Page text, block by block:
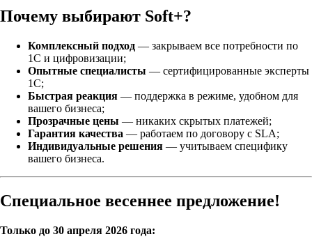
Почему выбирают Soft+?
Комплексный подход — закрываем все потребности по
1С и цифровизации;
Опытные специалисты — сертифицированные эксперты
1С;
Быстрая реакция — поддержка в режиме, удобном для
вашего бизнеса;
Прозрачные цены — никаких скрытых платежей;
Гарантия качества — работаем по договору с SLA;
Индивидуальные решения — учитываем специфику
вашего бизнеса.
Специальное весеннее предложение!
Только до 30 апреля 2026 года: